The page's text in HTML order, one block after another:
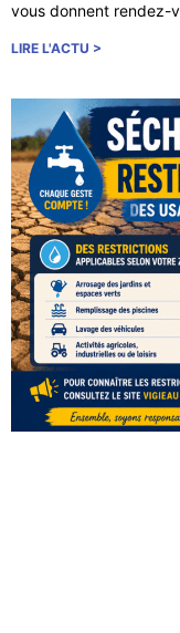
vous donnent rendez-
LIRE L'ACTU >